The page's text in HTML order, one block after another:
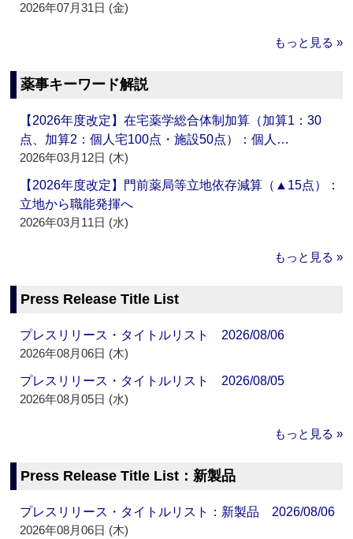
2026年07月31日 (金)
もっと見る »
薬事キーワード解説
【2026年度改定】在宅薬学総合体制加算（加算1：30
点、加算2：個人宅100点・施設50点）：個人…
2026年03月12日 (木)
【2026年度改定】門前薬局等立地依存減算（▲15点）：
立地から職能発揮へ
2026年03月11日 (水)
もっと見る »
Press Release Title List
プレスリリース・タイトルリスト 2026/08/06
2026年08月06日 (木)
プレスリリース・タイトルリスト 2026/08/05
2026年08月05日 (水)
もっと見る »
Press Release Title List：新製品
プレスリリース・タイトルリスト：新製品 2026/08/06
2026年08月06日 (木)